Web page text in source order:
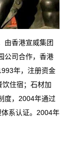
由香港宣威集团
公司合作，香港
年，注册资金
住宿；石材加
度，2004年通过
系认证。2004年
级酒店一座。